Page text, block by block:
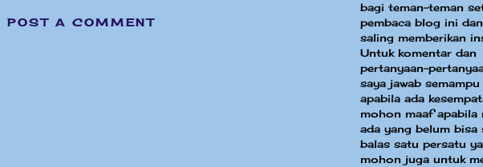
POST A COMMENT
bagi teman-teman
pembaca blog ini
saling memberikan
Untuk komentar dan
pertanyaan-
saya jawab semampu
apabila ada
mohon maaf apabila
ada yang belum bisa
balas satu persatu
mohon juga untuk